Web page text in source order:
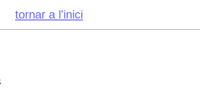
tornar a l'inici